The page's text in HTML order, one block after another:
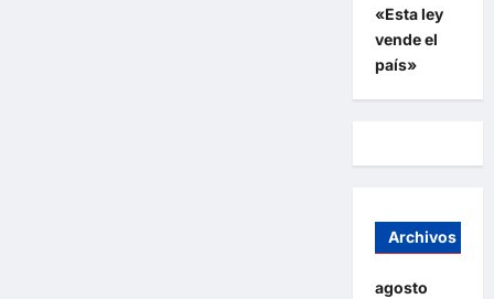
«Esta ley
vende el
país»
Archivos
agosto